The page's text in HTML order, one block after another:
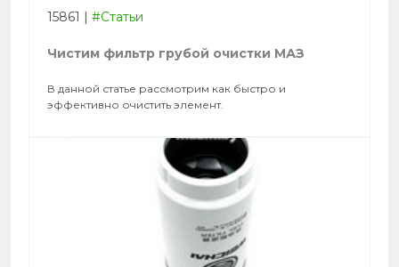
15861 | #Статьи
Чистим фильтр грубой очистки МАЗ
В данной статье рассмотрим как быстро и
эффективно очистить элемент.